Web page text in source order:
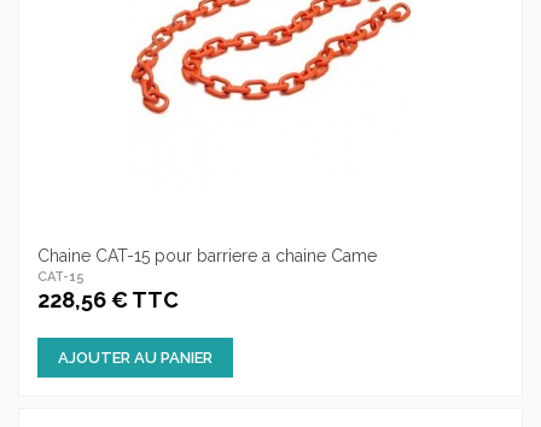
Chaine CAT-15 pour barriere a chaine Came
CAT-15
228,56 € TTC
AJOUTER AU PANIER